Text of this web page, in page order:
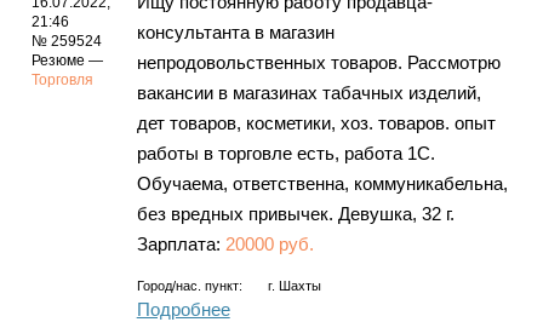
21:46
№ 259524
Резюме —
Торговля
консультанта в магазин
непродовольственных товаров. Рассмотрю
вакансии в магазинах табачных изделий,
дет товаров, косметики, хоз. товаров. опыт
работы в торговле есть, работа 1С.
Обучаема, ответственна, коммуникабельна,
без вредных привычек. Девушка, 32 г.
Зарплата: 20000 руб.
Город/нас. пункт: г. Шахты
Подробнее